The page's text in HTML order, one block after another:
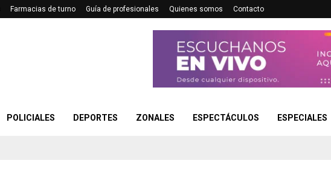
Farmacias de turno Guía de profesionales Quienes somos Contacto
POLICIALES DEPORTES ZONALES ESPECTÁCULOS ESPECIALES